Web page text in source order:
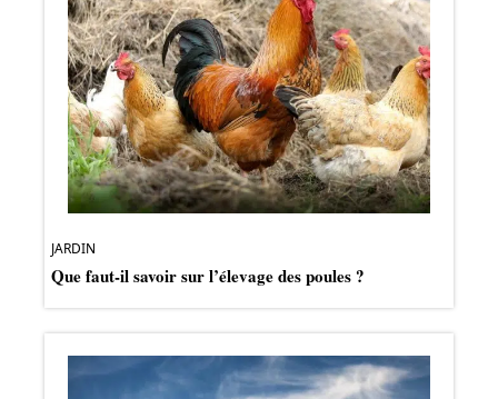
JARDIN
Que faut-il savoir sur l’élevage des poules ?